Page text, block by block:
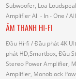
Subwoofer, Loa
AmplifierAll - In - One /
ÂM THANH HI-FI
Đầu Hi-fi / Đầu phát 4K
phát HD,Smartbox, Đầu
Stereo Power Amplifier,
Amplifier, Monoblock